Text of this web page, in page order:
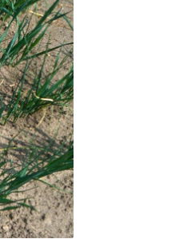
GROEN KENNISNET
Over ons
Contact
ENGLISH
Search the